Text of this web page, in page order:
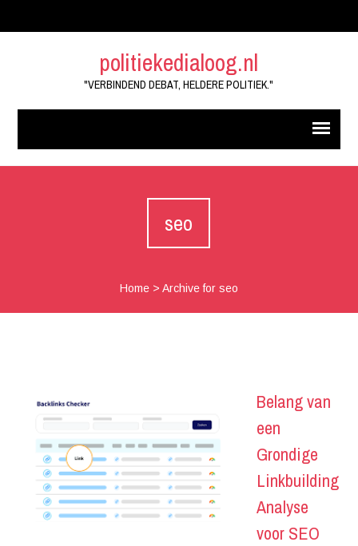
politiekedialoog.nl
"VERBINDEND DEBAT, HELDERE POLITIEK."
seo
Home> Archive for seo
Belang van
een
Grondige
Linkbuilding
Analyse
voor SEO